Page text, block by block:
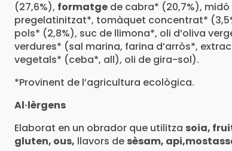
(27,6%), formatgede cabra* (20,7%),
pregelatinitzat*, tomàquet concentrat*
pols* (2,8%), suc de llimona*, oli d’oliva
verdures* (sal marina, farina d’arròs*,
vegetals* (ceba*, all), oli de gira-sol).
*Provinent de l’agricultura ecològica.
Al·lèrgens
Elaborat en un obrador que utilitza soia,
gluten, ous, llavors de sèsam,